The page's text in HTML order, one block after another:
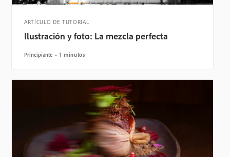
ARTÍCULO DE TUTORIAL
Ilustración y foto: La mezcla perfecta
Principiante 1 minutos